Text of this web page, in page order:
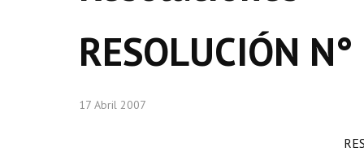
RESOLUCIÓN
17 Abril 2007